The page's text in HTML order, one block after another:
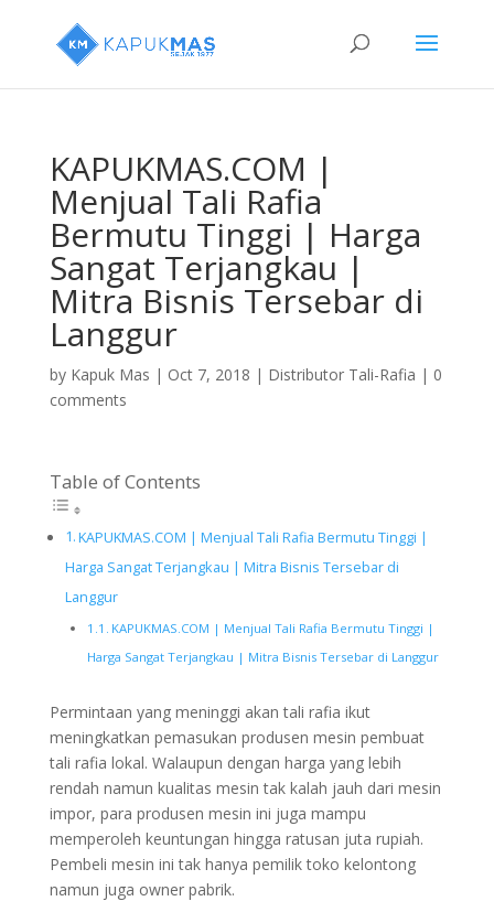
KAPUKMAS.COM |
Menjual Tali Rafia
Bermutu Tinggi | Harga
Sangat Terjangkau |
Mitra Bisnis Tersebar di
Langgur
by Kapuk Mas | Oct 7, 2018 | Distributor Tali-Rafia | 0
comments
Table of Contents
KAPUKMAS.COM | Menjual Tali Rafia Bermutu Tinggi |
Harga Sangat Terjangkau | Mitra Bisnis Tersebar di
Langgur
KAPUKMAS.COM | Menjual Tali Rafia Bermutu Tinggi |
Harga Sangat Terjangkau | Mitra Bisnis Tersebar di Langgur
Permintaan yang meninggi akan tali rafia ikut
meningkatkan pemasukan produsen mesin pembuat
tali rafia lokal. Walaupun dengan harga yang lebih
rendah namun kualitas mesin tak kalah jauh dari mesin
impor, para produsen mesin ini juga mampu
memperoleh keuntungan hingga ratusan juta rupiah.
Pembeli mesin ini tak hanya pemilik toko kelontong
namun juga owner pabrik.